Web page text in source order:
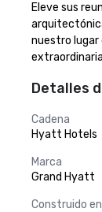
Eleve sus
nuestro lugar
Detalles
Cadena
Hyatt Hotels
Marca
Grand Hyatt
Construido en